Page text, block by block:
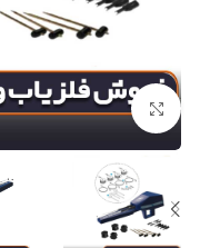
برای بزرگنمایی کلیک کنید